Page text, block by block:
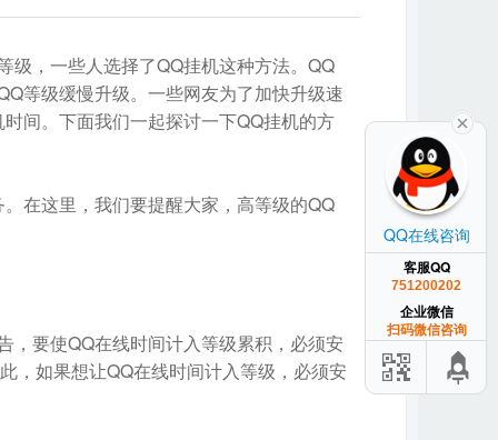
级，一些人选择了QQ挂机这种方法。QQ
等级缓慢升级。一些网友为了加快升级速
间。下面我们一起探讨一下QQ挂机的方
在这里，我们要提醒大家，高等级的QQ
，要使QQ在线时间计入等级累积，必须安
，如果想让QQ在线时间计入等级，必须安
QQ在线咨询
客服QQ
751200202
企业微信
扫码微信咨询